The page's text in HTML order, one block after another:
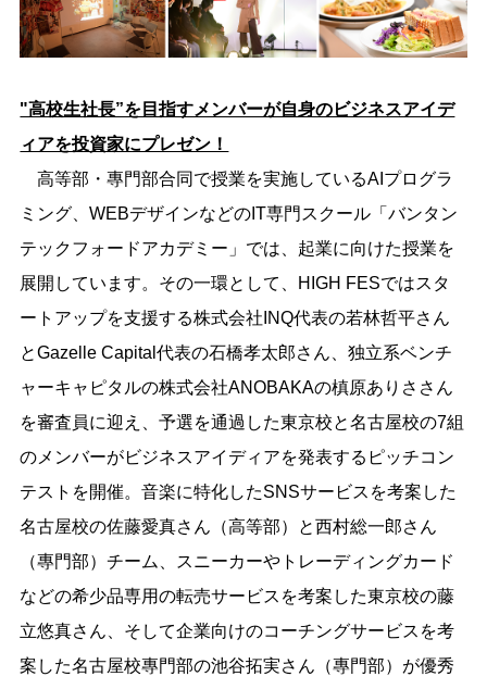
"高校生社長”を目指すメンバーが自身のビジネスアイデ
ィアを投資家にプレゼン！
高等部・專門部合同で授業を実施しているAIプログラ
ミング、WEBデザインなどのIT専門スクール「バンタン
テックフォードアカデミー」では、起業に向けた授業を
展開しています。その一環として、HIGH FESではスタ
ートアップを支援する株式会社INQ代表の若林哲平さん
とGazelle Capital代表の石橋孝太郎さん、独立系ベンチ
ャーキャピタルの株式会社ANOBAKAの槙原ありささん
を審査員に迎え、予選を通過した東京校と名古屋校の7組
のメンバーがビジネスアイディアを発表するピッチコン
テストを開催。音楽に特化したSNSサービスを考案した
名古屋校の佐藤愛真さん（高等部）と西村総一郎さん
（專門部）チーム、スニーカーやトレーディングカード
などの希少品専用の転売サービスを考案した東京校の藤
立悠真さん、そして企業向けのコーチングサービスを考
案した名古屋校專門部の池谷拓実さん（專門部）が優秀